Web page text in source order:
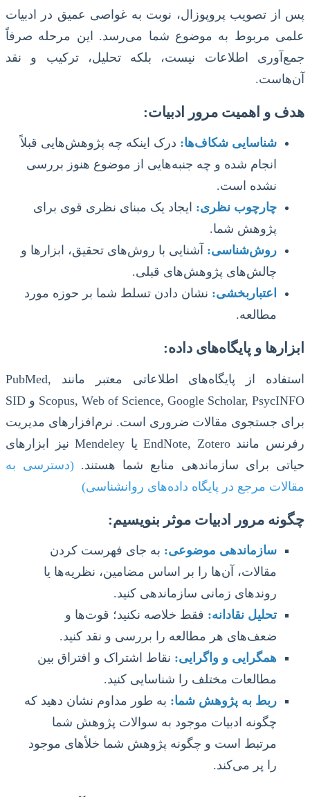
پس از تصویب پروپوزال، نوبت به غواصی عمیق در ادبیات
علمی مربوط به موضوع شما می‌رسد. این مرحله صرفاً
جمع‌آوری اطلاعات نیست، بلکه تحلیل، ترکیب و نقد
آن‌هاست.
هدف و اهمیت مرور ادبیات:
شناسایی شکاف‌ها: درک اینکه چه پژوهش‌هایی قبلاً
انجام شده و چه جنبه‌هایی از موضوع هنوز بررسی
نشده است.
چارچوب نظری: ایجاد یک مبنای نظری قوی برای
پژوهش شما.
روش‌شناسی: آشنایی با روش‌های تحقیق، ابزارها و
چالش‌های پژوهش‌های قبلی.
اعتباربخشی: نشان دادن تسلط شما بر حوزه مورد
مطالعه.
ابزارها و پایگاه‌های داده:
استفاده از پایگاه‌های اطلاعاتی معتبر مانند PubMed,
Scopus, Web of Science, Google Scholar, PsycINFO و SID
برای جستجوی مقالات ضروری است. نرم‌افزارهای مدیریت
رفرنس مانند EndNote, Zotero یا Mendeley نیز ابزارهای
حیاتی برای سازماندهی منابع شما هستند. (دسترسی به
مقالات مرجع در پایگاه داده‌های روانشناسی)
چگونه مرور ادبیات موثر بنویسیم:
سازماندهی موضوعی: به جای فهرست کردن
مقالات، آن‌ها را بر اساس مضامین، نظریه‌ها یا
روندهای زمانی سازماندهی کنید.
تحلیل نقادانه: فقط خلاصه نکنید؛ قوت‌ها و
ضعف‌های هر مطالعه را بررسی و نقد کنید.
همگرایی و واگرایی: نقاط اشتراک و افتراق بین
مطالعات مختلف را شناسایی کنید.
ربط به پژوهش شما: به طور مداوم نشان دهید که
چگونه ادبیات موجود به سوالات پژوهش شما
مرتبط است و چگونه پژوهش شما خلأهای موجود
را پر می‌کند.